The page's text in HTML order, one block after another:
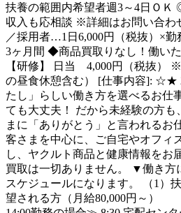
扶養の範囲内希望者週3～4日ＯＫ
収入も応相談 ※詳細はお問い合
／採用者…1日6,000円（税抜）×
3ヶ月間 ◆商品買取りなし！働い
【研修】 日当 4,000円（税抜）
の昼食休憩含む） [仕事内容]:
たし」らしい働き方を選べるお仕
ても大丈夫！ だから未経験の方
まに「ありがとう」と言われるお
客さまを中心に、ご自宅やオフィ
し、ヤクルト商品と健康情報をお
買取は一切ありません。 ▼働き方
スケジュールになります。 （1）
望される方（月給80,000円～）